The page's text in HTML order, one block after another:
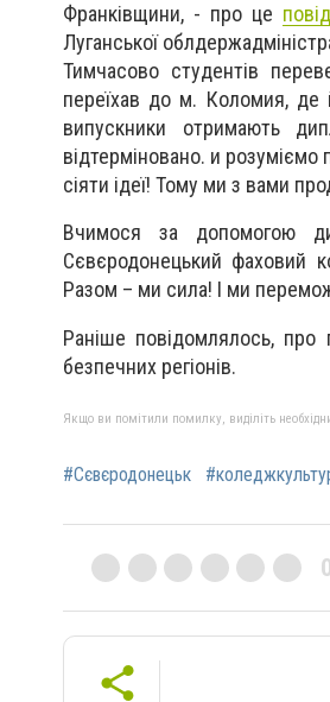
Франківщини, - про це
Луганської
Тимчасово студентів
переїхав до м. Коломия, де
випускники отримають
відтерміновано. и розуміємо
сіяти ідеї! Тому ми з вами
Вчимося за допомогою
Сєвєродонецький фаховий
Разом – ми сила! І ми
Раніше повідомлялось, про
безпечних регіонів.
Якщо ви помітили помилку, виділіть
#Сєвєродонецьк